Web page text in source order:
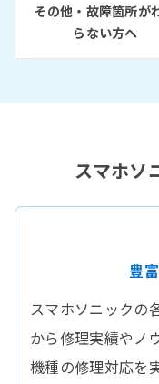
その他・故障箇所が
らない方へ
スマホソ
豊
スマホソニックの
から修理実績やノ
機種の修理対応を